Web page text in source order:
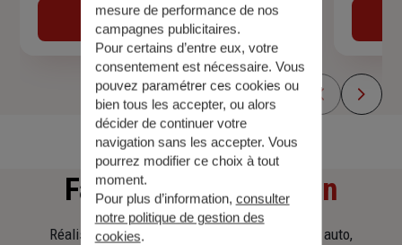
Découvrir
Faitesune simulation
Réalisez une simulation tarifaire d'assurance, auto,
mesure de performance de nos
campagnes publicitaires.
Pour certains d’entre eux, votre
consentement est nécessaire. Vous
pouvez paramétrer ces cookies ou
bien tous les accepter, ou alors
décider de continuer votre
navigation sans les accepter. Vous
pourrez modifier ce choix à tout
moment.
Pour plus d’information, consulter
notre politique de gestion des
cookies.